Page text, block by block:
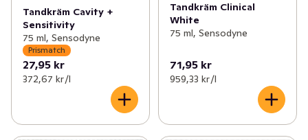
Tandkräm Cavity +
Sensitivity
75 ml, Sensodyne
Prismatch
27,95 kr
372,67 kr /l
Tandkräm Clinical
White
75 ml, Sensodyne
71,95 kr
959,33 kr /l